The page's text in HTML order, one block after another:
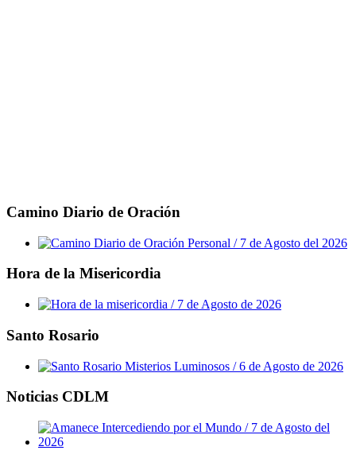
Camino Diario de Oración
Hora de la Misericordia
Santo Rosario
Noticias CDLM